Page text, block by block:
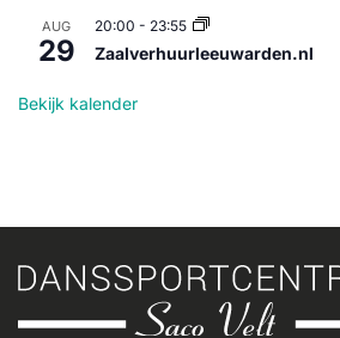
AUG
29
20:00 - 23:55
Zaalverhuurleeuwarden.nl
Bekijk kalender